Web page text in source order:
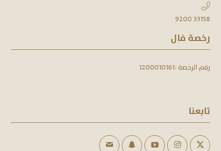
9200 33158
رخصة فال
رقم الرخصة :1200010161
تابعنا